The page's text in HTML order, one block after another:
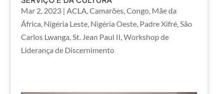
Mar 2, 2023| ACLA Camarões, Congo, Mãe da
África Nigéria Leste, Nigéria Oeste, Padre Xifré, São
Carlos Lwanga St. Jean Paul II Workshop de
Liderança de Discernimento